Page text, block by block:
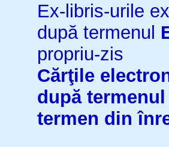
Ex-libris-urile
după termenul
propriu-zis
Cărţile
după termenul
termen din